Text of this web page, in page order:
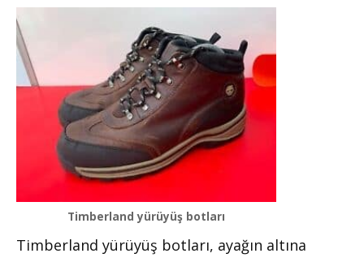
Timberland yürüyüş botları
Timberland yürüyüş botları, ayağın altına